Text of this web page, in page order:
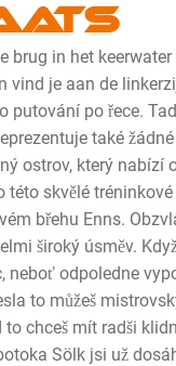
brug in het
vind je aan de
putování po řece.
také
ostrov, který nabízí
této skvělé
břehu Enns.
široký úsměv.
neboť odpoledne
to můžeš
chceš mít radši
Sölk jsi už